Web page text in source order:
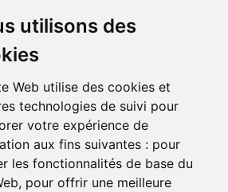
utilisons des
Web utilise des cookies et
technologies de suivi pour
votre expérience de
aux fins suivantes : pour
les fonctionnalités de base du
, pour offrir une meilleure
G5C 1P5
589-9845 ou